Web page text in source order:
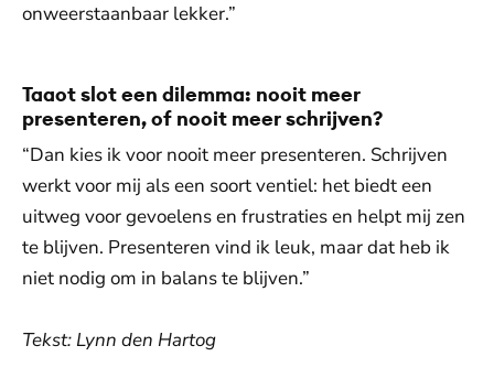
onweerstaanbaar lekker.”
Taaot slot een dilemma: nooit meer
presenteren, of nooit meer schrijven?
“Dan kies ik voor nooit meer presenteren. Schrijven
werkt voor mij als een soort ventiel: het biedt een
uitweg voor gevoelens en frustraties en helpt mij zen
te blijven. Presenteren vind ik leuk, maar dat heb ik
niet nodig om in balans te blijven.”
Tekst: Lynn den Hartog